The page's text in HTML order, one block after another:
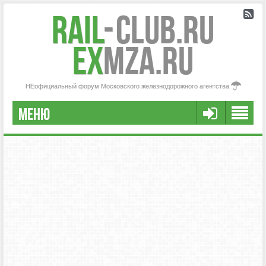
Rail-Club.RU
exMZA.RU
НЕофициальный форум Московского железнодорожного агентства
МЕНЮ
РЕГИСТРАЦИЯ